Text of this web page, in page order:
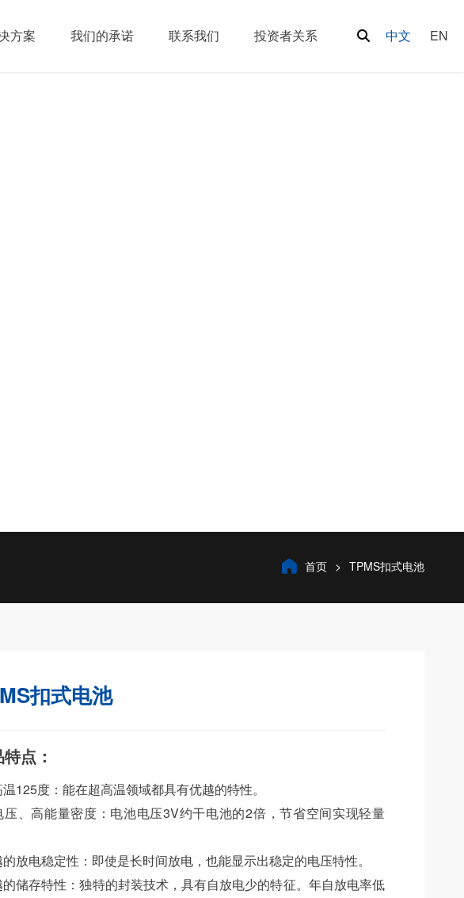
方案 我们的承诺 联系我们 投资者关系 中文 EN
首页 TPMS扣式电池
扣式电池
点：
125度：能在超高温领域都具有优越的特性。
压、高能量密度：电池电压3V约干电池的2倍，节省空间实现轻量
放电稳定性：即使是长时间放电，也能显示出稳定的电压特性。
储存特性：独特的封装技术，具有自放电少的特征。年自放电率低